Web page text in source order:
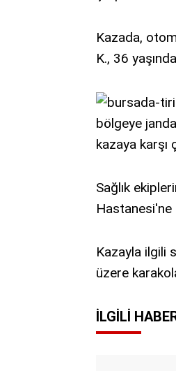
Kazada,
K., 36
bölgeye
kazaya
Sağlık
Hastanesi'ne
Kazayla ilgili
üzere
İLGILI